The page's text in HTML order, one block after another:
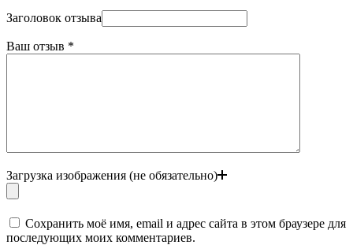
Заголовок отзыва
Ваш отзыв *
Загрузка изображения (не обязательно)
Сохранить моё имя, email и адрес сайта в этом браузере для
последующих моих комментариев.